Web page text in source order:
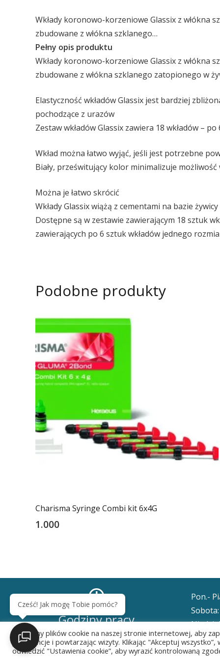
Wkłady koronowo-korzeniowe Glassix z włókna
zbudowane z włókna szklanego…
Pełny opis produktu
Wkłady koronowo-korzeniowe Glassix z włókna
zbudowane z włókna szklanego zatopionego w
Elastyczność wkładów Glassix jest bardziej
pochodzące z urazów
Zestaw wkładów Glassix zawiera 18 wkładów –
Wkład można łatwo wyjąć, jeśli jest potrzebne
Biały, prześwitujący kolor minimalizuje
Można je łatwo skrócić
Wkłady Glassix wiążą z cementami na bazie
Dostępne są w zestawie zawierającym 18 sztuk
zawierających po 6 sztuk wkładów jednego
Podobne produkty
Charisma Syringe Combi kit 6x4G
1.000
Godziny pracy
Pon.-
© 2020 – 2026csdrtg.pldeveloped bydwaplus.pl
Cześć! Jak mogę Tobie pomóc?
Używamy plików cookie na naszej stronie internetowej, aby
preferencje i powtarzając wizyty. Klikając "Akceptuj
odwiedzić "Ustawienia cookie”, aby wyrazić kontrolowaną